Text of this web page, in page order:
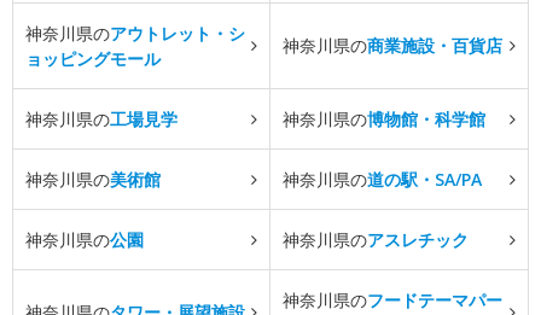
神奈川県のアウトレット・シ
ョッピングモール
神奈川県の商業施設・百貨店
神奈川県の工場見学 神奈川県の博物館・科学館
神奈川県の美術館 神奈川県の道の駅・SA/PA
神奈川県の公園 神奈川県のアスレチック
神奈川県のフードテーマパー